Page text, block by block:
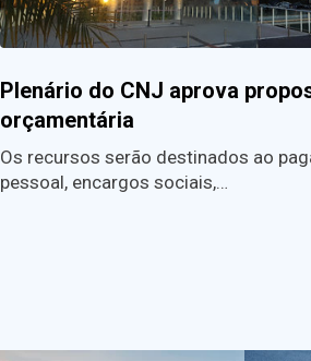
Plenário do CNJ aprova
orçamentária
Os recursos serão destinados ao
pessoal, encargos sociais,…